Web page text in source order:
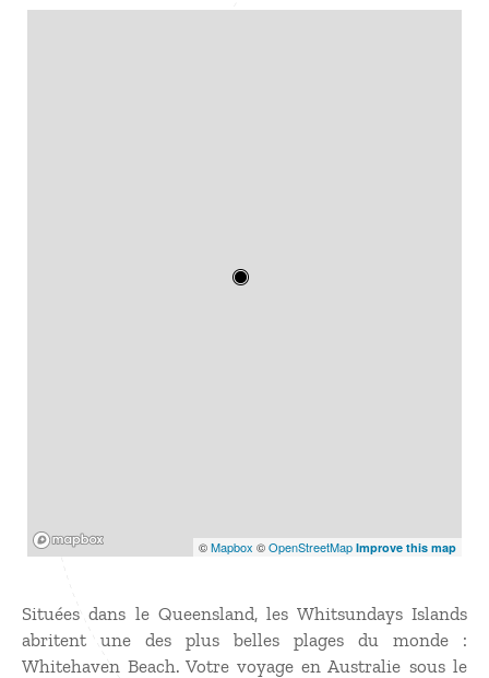
©Mapbox ©OpenStreetMap Improve this map
Situées dans le Queensland, les Whitsundays Islands
abritent une des plus belles plages du monde :
Whitehaven Beach. Votre voyage en Australie sous le